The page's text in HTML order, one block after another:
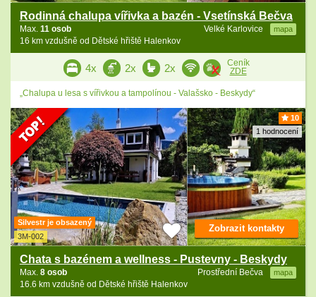
Rodinná chalupa vířivka a bazén - Vsetínská Bečva
Velké Karlovice mapa
Max. 11 osob
16 km vzdušně od Dětské hřiště Halenkov
4x 2x 2x
Ceník
ZDE
„Chalupa u lesa s vířivkou a tampolínou - Valašsko - Beskydy“
10
1 hodnocení
Silvestr je obsazený
3M-002
Chata s bazénem a wellness - Pustevny - Beskydy
Prostřední Bečva mapa
Max. 8 osob
16.6 km vzdušně od Dětské hřiště Halenkov
Zobrazit kontakty